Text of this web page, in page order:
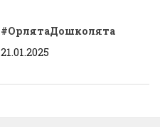
#ОрлятаДошколята
21.01.2025